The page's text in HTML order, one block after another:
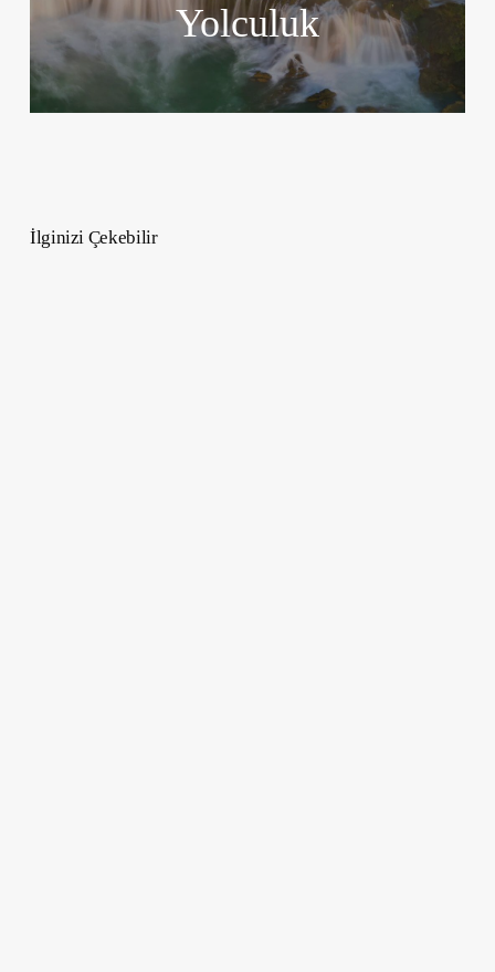
Yolculuk
İlginizi Çekebilir